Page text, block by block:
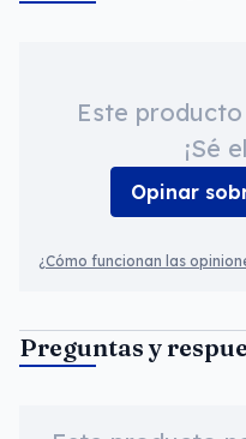
Este
¡Sé
Opinar
¿Cómo funcionan las
Preguntas y